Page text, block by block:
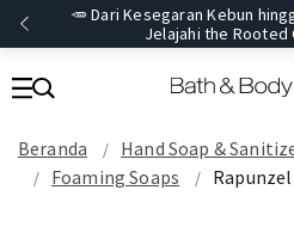
🥕 Dari Kesegaran Kebun
Jelajahi the Rooted
Beranda Hand Soap &
Foaming Soaps
Rapunzel